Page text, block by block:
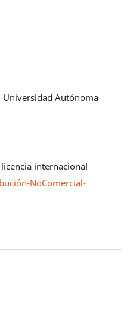
Universidad Autónoma
internacional
NoComercial-